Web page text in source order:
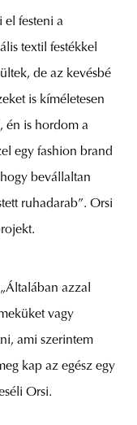
el festeni a
textil festékkel
de az kevésbé
is kíméletesen
én is hordom a
egy fashion brand
bevállaltan
ruhadarab”. Orsi
azzal
vagy
ami szerintem
kap az egész egy
Orsi.